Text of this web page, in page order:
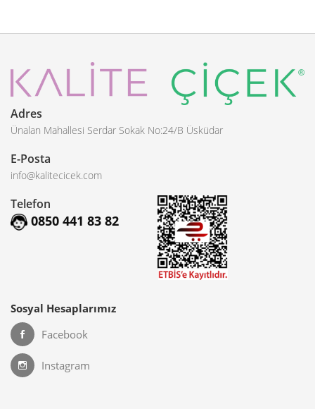
Adres
Ünalan Mahallesi Serdar Sokak No:24/B Üsküdar
E-Posta
info@kalitecicek.com
Telefon
0850 441 83 82
Sosyal Hesaplarımız
Facebook
Instagram